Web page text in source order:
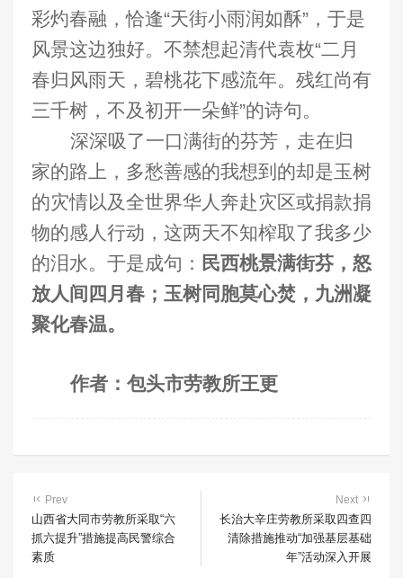
彩灼春融，恰逢“天街小雨润如酥”，于是
风景这边独好。不禁想起清代袁枚“二月
春归风雨天，碧桃花下感流年。残红尚有
三千树，不及初开一朵鲜”的诗句。
深深吸了一口满街的芬芳，走在归
家的路上，多愁善感的我想到的却是玉树
的灾情以及全世界华人奔赴灾区或捐款捐
物的感人行动，这两天不知榨取了我多少
的泪水。于是成句： 民西桃景满街芬，怒
放人间四月春；玉树同胞莫心焚，九洲凝
聚化春温。
作者：包头市劳教所王更
Prev
山西省大同市劳教所采取“六
抓六提升”措施提高民警综合
素质
Next
长治大辛庄劳教所采取四查四
清除措施推动“加强基层基础
年”活动深入开展